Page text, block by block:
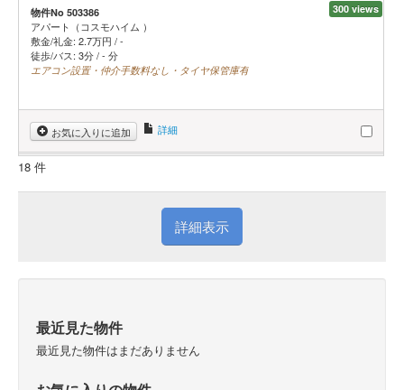
300 views
物件No 503386
アパート（コスモハイム ）
敷金/礼金: 2.7万円 /-
徒歩/バス: 3分 / - 分
エアコン設置・仲介手数料なし・タイヤ保管庫有
お気に入りに追加 詳細
18 件
詳細表示
最近見た物件
最近見た物件はまだありません